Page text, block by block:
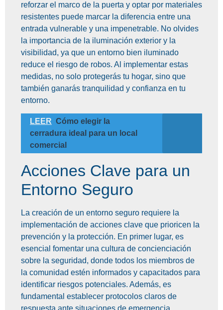
reforzar el marco de la puerta y optar por materiales
resistentes puede marcar la diferencia entre una
entrada vulnerable y una impenetrable. No olvides
la importancia de la iluminación exterior y la
visibilidad, ya que un entorno bien iluminado
reduce el riesgo de robos. Al implementar estas
medidas, no solo protegerás tu hogar, sino que
también ganarás tranquilidad y confianza en tu
entorno.
LEER Cómo elegir la
cerradura ideal para un local
comercial
Acciones Clave para un
Entorno Seguro
La creación de un entorno seguro requiere la
implementación de acciones clave que prioricen la
prevención y la protección. En primer lugar, es
esencial fomentar una cultura de concienciación
sobre la seguridad, donde todos los miembros de
la comunidad estén informados y capacitados para
identificar riesgos potenciales. Además, es
fundamental establecer protocolos claros de